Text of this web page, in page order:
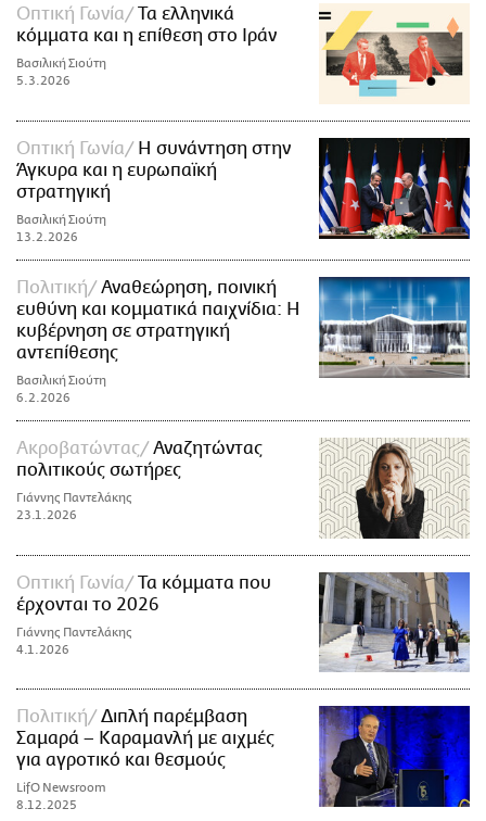
Οπτική Γωνία
Τα ελληνικά
κόμματα και η επίθεση στο Ιράν
Βασιλική Σιούτη
5.3.2026
Οπτική Γωνία
Η συνάντηση στην
Άγκυρα και η ευρωπαϊκή
στρατηγική
Βασιλική Σιούτη
13.2.2026
Πολιτική
Αναθεώρηση, ποινική
ευθύνη και κομματικά παιχνίδια: Η
κυβέρνηση σε στρατηγική
αντεπίθεσης
Βασιλική Σιούτη
6.2.2026
Ακροβατώντας
Αναζητώντας
πολιτικούς σωτήρες
Γιάννης Παντελάκης
23.1.2026
Οπτική Γωνία
Τα κόμματα που
έρχονται το 2026
Γιάννης Παντελάκης
4.1.2026
Πολιτική
Διπλή παρέμβαση
Σαμαρά – Καραμανλή με αιχμές
για αγροτικό και θεσμούς
LifO Newsroom
8.12.2025